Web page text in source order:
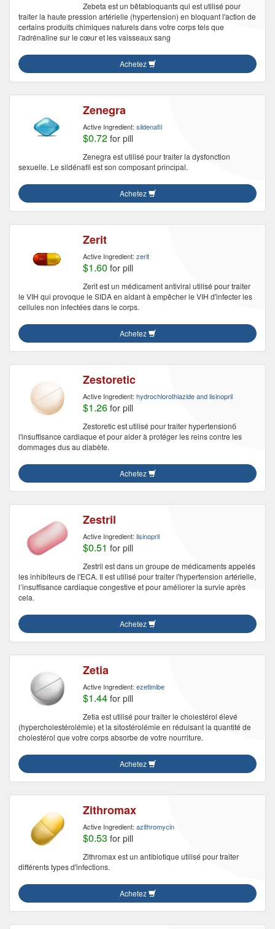
Zebeta est un bêtabloquants qui est utilisé pour
traiter la haute pression artérielle (hypertension) en bloquant l'action de
certains produits chimiques naturels dans votre corps tels que
l'adrénaline sur le cœur et les vaisseaux sang
Achetez
Zenegra
Active Ingredient: sildenafil
$0.72 for pill
Zenegra est utilisé pour traiter la dysfonction
sexuelle. Le sildénafil est son composant principal.
Achetez
Zerit
Active Ingredient: zerit
$1.60 for pill
Zerit est un médicament antiviral utilisé pour traiter
le VIH qui provoque le SIDA en aidant à empêcher le VIH d'infecter les
cellules non infectées dans le corps.
Achetez
Zestoretic
Active Ingredient: hydrochlorothiazide and lisinopril
$1.26 for pill
Zestoretic est utilisé pour traiter hypertensionб
l'insuffisance cardiaque et pour aider à protéger les reins contre les
dommages dus au diabète.
Achetez
Zestril
Active Ingredient: lisinopril
$0.51 for pill
Zestril est dans un groupe de médicaments appelés
les inhibiteurs de l'ECA. Il est utilisé pour traiter l'hypertension artérielle,
l’insuffisance cardiaque congestive et pour améliorer la survie après
cela.
Achetez
Zetia
Active Ingredient: ezetimibe
$1.44 for pill
Zetia est utilisé pour traiter le cholestérol élevé
(hypercholestérolémie) et la sitostérolémie en réduisant la quantité de
cholestérol que votre corps absorbe de votre nourriture.
Achetez
Zithromax
Active Ingredient: azithromycin
$0.53 for pill
Zithromax est un antibiotique utilisé pour traiter
différents types d'infections.
Achetez